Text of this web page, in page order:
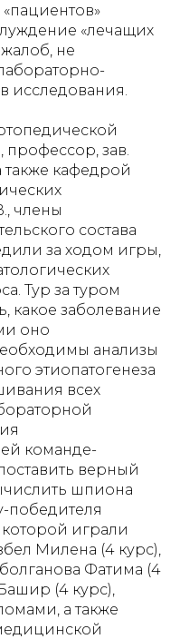
«лечащих
не
исследования.
профессор, зав.
также кафедрой
члены
состава
за ходом игры,
Тур за туром
какое заболевание
оно
анализы
этиопатогенеза
всех
команде-
верный
шпиона
победителя
играли
Милена (4 курс),
Фатима (4
(4 курс),
а также